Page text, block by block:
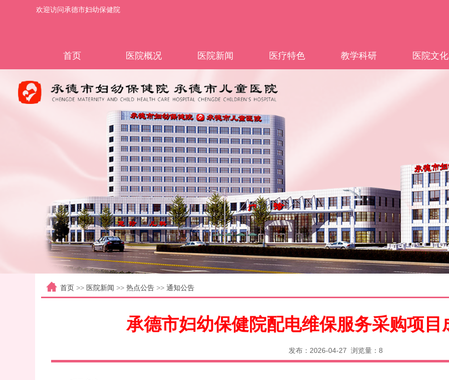
欢迎访问承德市妇幼保健院
首页 医院概况 医院新闻 医疗特色 教学科研 医院文化
首页 >> 医院新闻 >> 热点公告 >> 通知公告
承德市妇幼保健院配电维保服务采购项目
发布：2026-04-27 浏览量： 8